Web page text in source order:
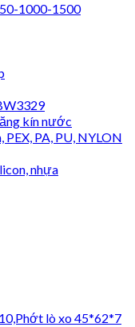
1000-1500
kín nước
PEX, PA, PU, NYLON
nhựa
lò xo 45*62*7